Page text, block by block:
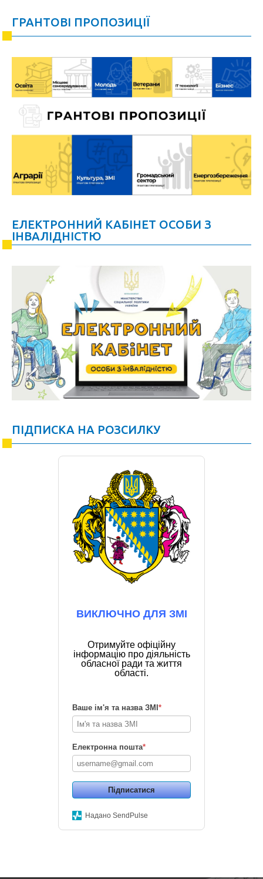
ГРАНТОВІ ПРОПОЗИЦІЇ
ЕЛЕКТРОННИЙ КАБІНЕТ ОСОБИ З
ІНВАЛІДНІСТЮ
ПІДПИСКА НА РОЗСИЛКУ
ВИКЛЮЧНО ДЛЯ ЗМІ
Отримуйте офіційну
інформацію про діяльність
обласної ради та життя
області.
Ваше ім'я та назва ЗМІ *
Електронна пошта*
Підписатися
Надано SendPulse